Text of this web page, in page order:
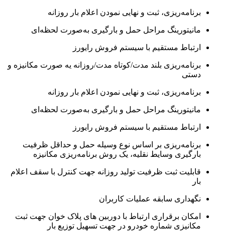
برنامه‌ریزی، ثبت و نهایی نمودن اعلام بار روزانه
مانیتورینگ مراحل حمل و بارگیری به‌صورت لحظه‌ای
ارتباط مستقیم با سیستم فروش رایورز
برنامه‌ریزی بلند مدت/کوتاه مدت/روزانه یه صورت مکانیزه و
دستی
برنامه‌ریزی، ثبت و نهایی نمودن اعلام بار روزانه
مانیتورینگ مراحل حمل و بارگیری به‌صورت لحظه‌ای
ارتباط مستقیم با سیستم فروش رایورز
برنامه‌ریزی بر اساس نوع وسیله حمل و حداقل ظرفیت
بارگیری وسایط نقلیه، یک روش برنامه‌ریزی مکانیزه
قابلیت ثبت ظرفیت تولید روزانه جهت کنترل با سقف اعلام
بار
نگهداری سابقه عملیات کاربران
امکان برقراری ارتباط با دوربین های پلاک خوان جهت ثبت
مکانیزی شماره خودرو در جهت تسهیل توزیع بار